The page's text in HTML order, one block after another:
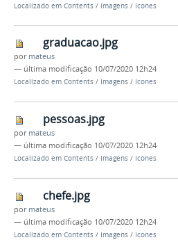
Localizado em Contents / Imagens / Icones
graduacao.jpg
por mateus
— última modificação 10/07/2020 12h24
Localizado em Contents / Imagens / Icones
pessoas.jpg
por mateus
— última modificação 10/07/2020 12h24
Localizado em Contents / Imagens / Icones
chefe.jpg
por mateus
— última modificação 10/07/2020 12h24
Localizado em Contents / Imagens / Icones